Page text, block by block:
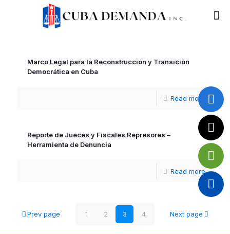
Marco Legal para la Reconstrucción y Transición
Democrática en Cuba
Read more
Reporte de Jueces y Fiscales Represores –
Herramienta de Denuncia
Read more
Prev page 1 2 3 4 Next page